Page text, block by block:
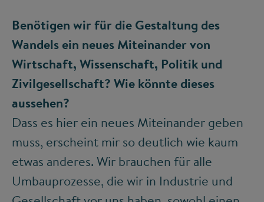
Benötigen wir für die Gestaltung des
Wandels ein neues Miteinander von
Wirtschaft, Wissenschaft, Politik und
Zivilgesellschaft? Wie könnte dieses
aussehen?
Dass es hier ein neues Miteinander geben
muss, erscheint mir so deutlich wie kaum
etwas anderes. Wir brauchen für alle
Umbauprozesse, die wir in Industrie und